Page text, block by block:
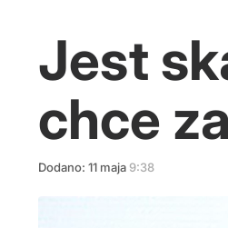
Jest
chce
Dodano: 11 maja 9:38